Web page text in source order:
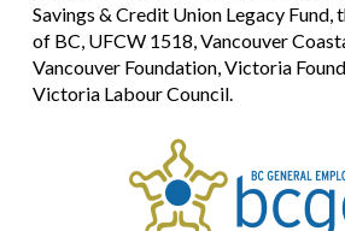
Savings & Credit Union Legacy Fund,
of BC, UFCW 1518, Vancouver
Vancouver Foundation, Victoria
Victoria Labour Council.